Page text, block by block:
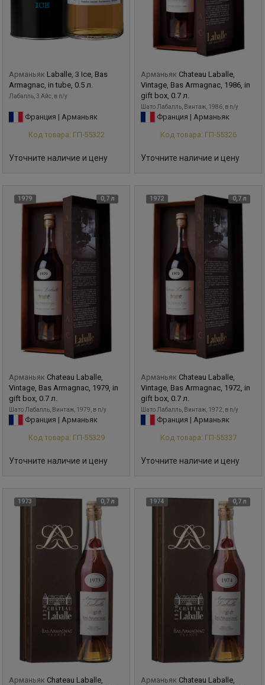
Арманьяк Laballe, 3 Ice, Bas
Armagnac, in tube, 0.5 л.
Лабалль, 3 Айс, в п/у
Франция | Арманьяк
Код товара: ГП-55322
Уточните наличие и цену
Арманьяк Chateau Laballe,
Vintage, Bas Armagnac, 1986, in
gift box, 0.7 л.
Шато Лабалль, Винтаж, 1986, в п/у
Франция | Арманьяк
Код товара: ГП-55326
Уточните наличие и цену
1979 0,7 л
Арманьяк Chateau Laballe,
Vintage, Bas Armagnac, 1979, in
gift box, 0.7 л.
Шато Лабалль, Винтаж, 1979, в п/у
Франция | Арманьяк
Код товара: ГП-55329
Уточните наличие и цену
1972 0,7 л
Арманьяк Chateau Laballe,
Vintage, Bas Armagnac, 1972, in
gift box, 0.7 л.
Шато Лабалль, Винтаж, 1972, в п/у
Франция | Арманьяк
Код товара: ГП-55337
Уточните наличие и цену
1973 0,7 л
Арманьяк Chateau Laballe,
1974 0,7 л
Арманьяк Chateau Laballe,